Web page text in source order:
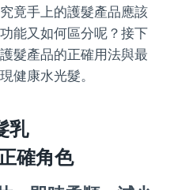
竟手上的護髮產品應該
能又如何區分呢？接下
髮產品的正確用法與最
健康水光髮。
乳
確角色